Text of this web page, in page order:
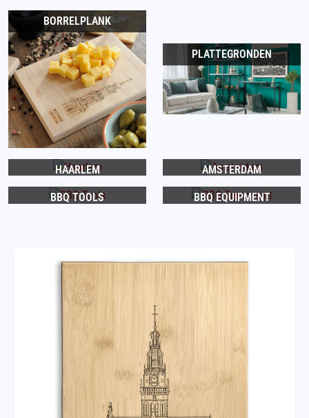
BORRELPLANK
PLATTEGRONDEN
HAARLEM AMSTERDAM
BBQ TOOLS BBQ EQUIPMENT